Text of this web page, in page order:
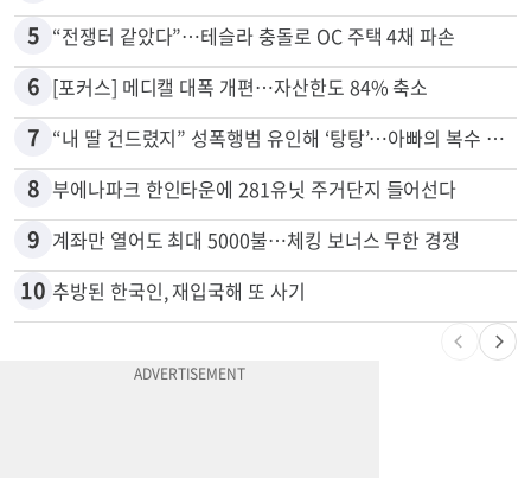
4 '14년째 도피' 한인 간호사 공개 수배…메디케어 사기 유죄
5 “전쟁터 같았다”…테슬라 충돌로 OC 주택 4채 파손
6 [포커스] 메디캘 대폭 개편…자산한도 84% 축소
7
8 부에나파크 한인타운에 281유닛 주거단지 들어선다
9 계좌만 열어도 최대 5000불…체킹 보너스 무한 경쟁